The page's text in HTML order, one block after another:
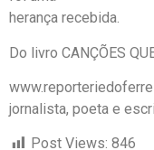
herança recebida.
Do livro CANÇÕES
jornalista, poeta e
Post Views: 846